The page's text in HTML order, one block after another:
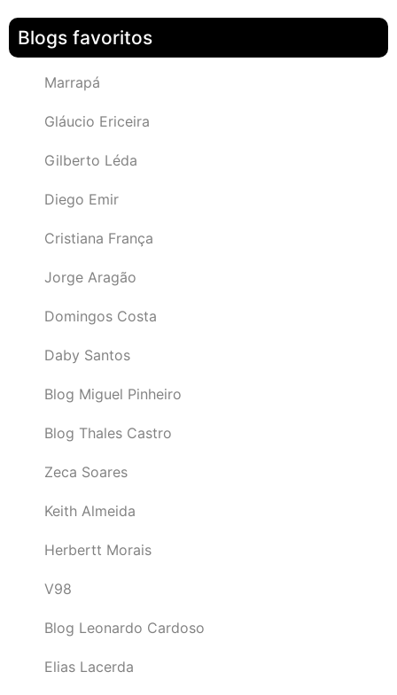
Blogs favoritos
Marrapá
Gláucio Ericeira
Gilberto Léda
Diego Emir
Cristiana França
Jorge Aragão
Domingos Costa
Daby Santos
Blog Miguel Pinheiro
Blog Thales Castro
Zeca Soares
Keith Almeida
Herbertt Morais
V98
Blog Leonardo Cardoso
Elias Lacerda